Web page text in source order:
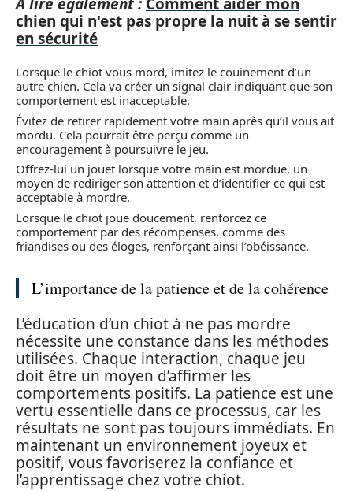
chien qui n'est pas propre la nuit à se sentir
en sécurité
Lorsque le chiot vous mord, imitez le couinement d’un
autre chien. Cela va créer un signal clair indiquant que son
comportement est inacceptable.
Évitez de retirer rapidement votre main après qu’il vous ait
mordu. Cela pourrait être perçu comme un
encouragement à poursuivre le jeu.
Offrez-lui un jouet lorsque votre main est mordue, un
moyen de rediriger son attention et d’identifier ce qui est
acceptable à mordre.
Lorsque le chiot joue doucement, renforcez ce
comportement par des récompenses, comme des
friandises ou des éloges, renforçant ainsi l’obéissance.
L’importance de la patience et de la cohérence
L’éducation d’un chiot à ne pas mordre
nécessite une constance dans les méthodes
utilisées. Chaque interaction, chaque jeu
doit être un moyen d’affirmer les
comportements positifs. La patience est une
vertu essentielle dans ce processus, car les
résultats ne sont pas toujours immédiats. En
maintenant un environnement joyeux et
positif, vous favoriserez la confiance et
l’apprentissage chez votre chiot.